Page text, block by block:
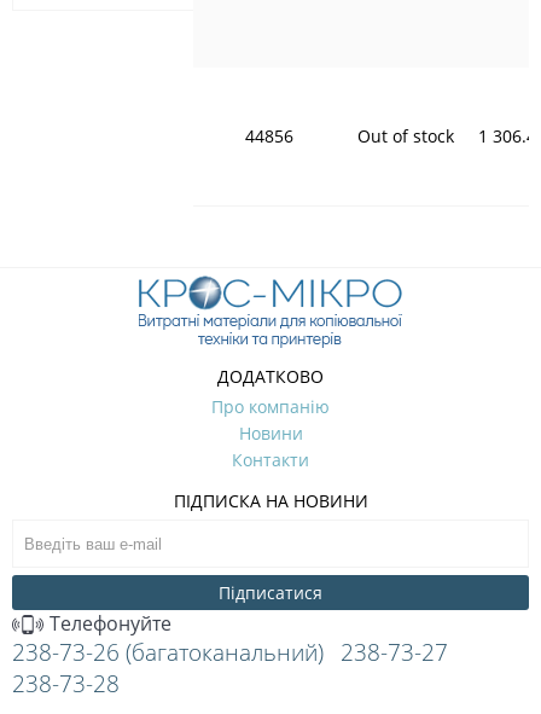
44856 Out of stock 1
ДОДАТКОВО
Про компанію
Новини
Контакти
ПІДПИСКА НА НОВИНИ
Підписатися
Телефонуйте
238-73-26 (багатоканальний) 238-73-27
238-73-28